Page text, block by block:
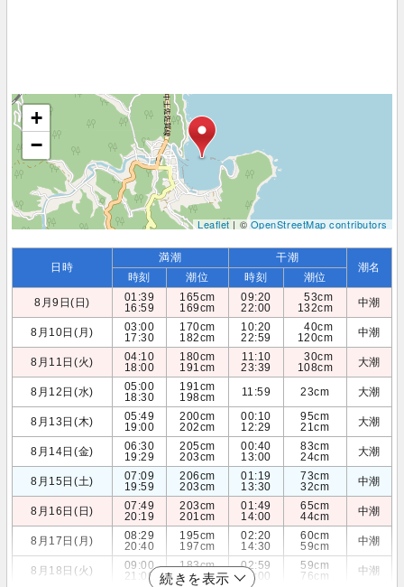
+
−
Leaflet| ©OpenStreetMap contributors
日時
満潮 干潮
潮名
時刻 潮位 時刻
潮位
8月9日(日)
01:39
16:59
165cm
169cm
09:20
22:00
53cm
132cm
中潮
8月10日(月)
03:00
17:30
170cm
182cm
10:20
22:59
40cm
120cm
中潮
8月11日(火)
04:10
18:00
180cm
191cm
11:10
23:39
30cm
108cm
大潮
8月12日(水)
05:00
18:30
191cm
198cm
11:59 23cm 大潮
8月13日(木)
05:49
19:00
200cm
202cm
00:10
12:29
95cm
21cm
大潮
8月14日(金)
06:30
19:29
205cm
203cm
00:40
13:00
83cm
24cm
大潮
8月15日(土)
07:09
19:59
206cm
203cm
01:19
13:30
73cm
32cm
中潮
8月16日(日)
07:49
20:19
203cm
201cm
01:49
14:00
65cm
44cm
中潮
8月17日(月)
08:29
20:40
195cm
197cm
02:20
14:30
60cm
59cm
中潮
8月18日(火)
09:00
21:09
183cm
191cm
02:59
15:00
59cm
76cm
中潮
続きを表示